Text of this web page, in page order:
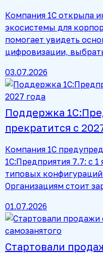
Компания 1С открыла
экосистемы для
помогает увидеть
цифровизации,
03.07.2026
Поддержка
прекратится с
Компания 1С
1С:Предприятия 7.7: с
типовых
Организациям стоит
01.07.2026
Стартовали